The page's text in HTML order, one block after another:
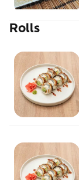
Rolls